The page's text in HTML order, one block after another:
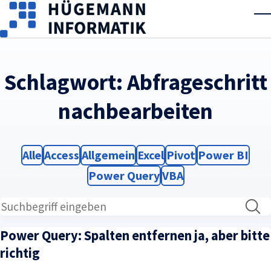
Skip to main content
Schlagwort:Abfrageschritt
nachbearbeiten
Filter
Alle Filter
Access Filter
Allgemein Filter
Excel Filter
Pivot Filter
Power BI
Filter
Power QueryFilter
VBA
Power Query: Spalten entfernen ja, aber bitte
richtig